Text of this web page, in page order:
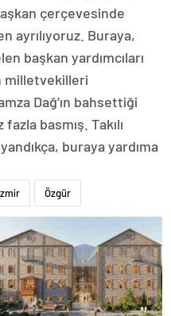
çerçevesinde
ayrılıyoruz. Buraya,
başkan yardımcıları
milletvekilleri
Dağ’ın bahsettiği
basmış. Takılı
yandıkça, buraya yardıma
Özgür